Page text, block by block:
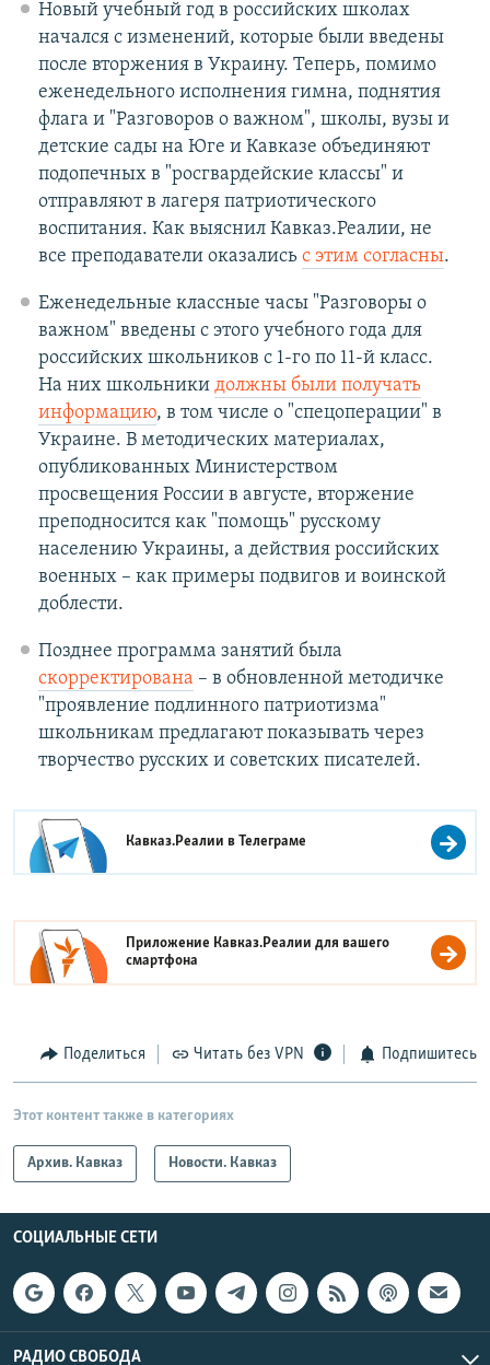
Новый учебный год в российских школах
начался с изменений, которые были введены
после вторжения в Украину. Теперь, помимо
еженедельного исполнения гимна, поднятия
флага и "Разговоров о важном", школы, вузы и
детские сады на Юге и Кавказе объединяют
подопечных в "росгвардейские классы" и
отправляют в лагеря патриотического
воспитания. Как выяснил Кавказ.Реалии, не
все преподаватели оказались с этим согласны.
Еженедельные классные часы "Разговоры о
важном" введены с этого учебного года для
российских школьников с 1-го по 11-й класс.
На них школьники должны были получать
информацию, в том числе о "спецоперации" в
Украине. В методических материалах,
опубликованных Министерством
просвещения России в августе, вторжение
преподносится как "помощь" русскому
населению Украины, а действия российских
военных – как примеры подвигов и воинской
доблести.
Позднее программа занятий была
скорректирована – в обновленной методичке
"проявление подлинного патриотизма"
школьникам предлагают показывать через
творчество русских и советских писателей.
Кавказ.Реалии вТелеграме
Приложение Кавказ.Реалии для вашего
смартфона
Поделиться Читать без VPN Подпишитесь
Этот контент также в категориях
Архив. Кавказ Новости. Кавказ
СОЦИАЛЬНЫЕ СЕТИ
РАДИО СВОБОДА